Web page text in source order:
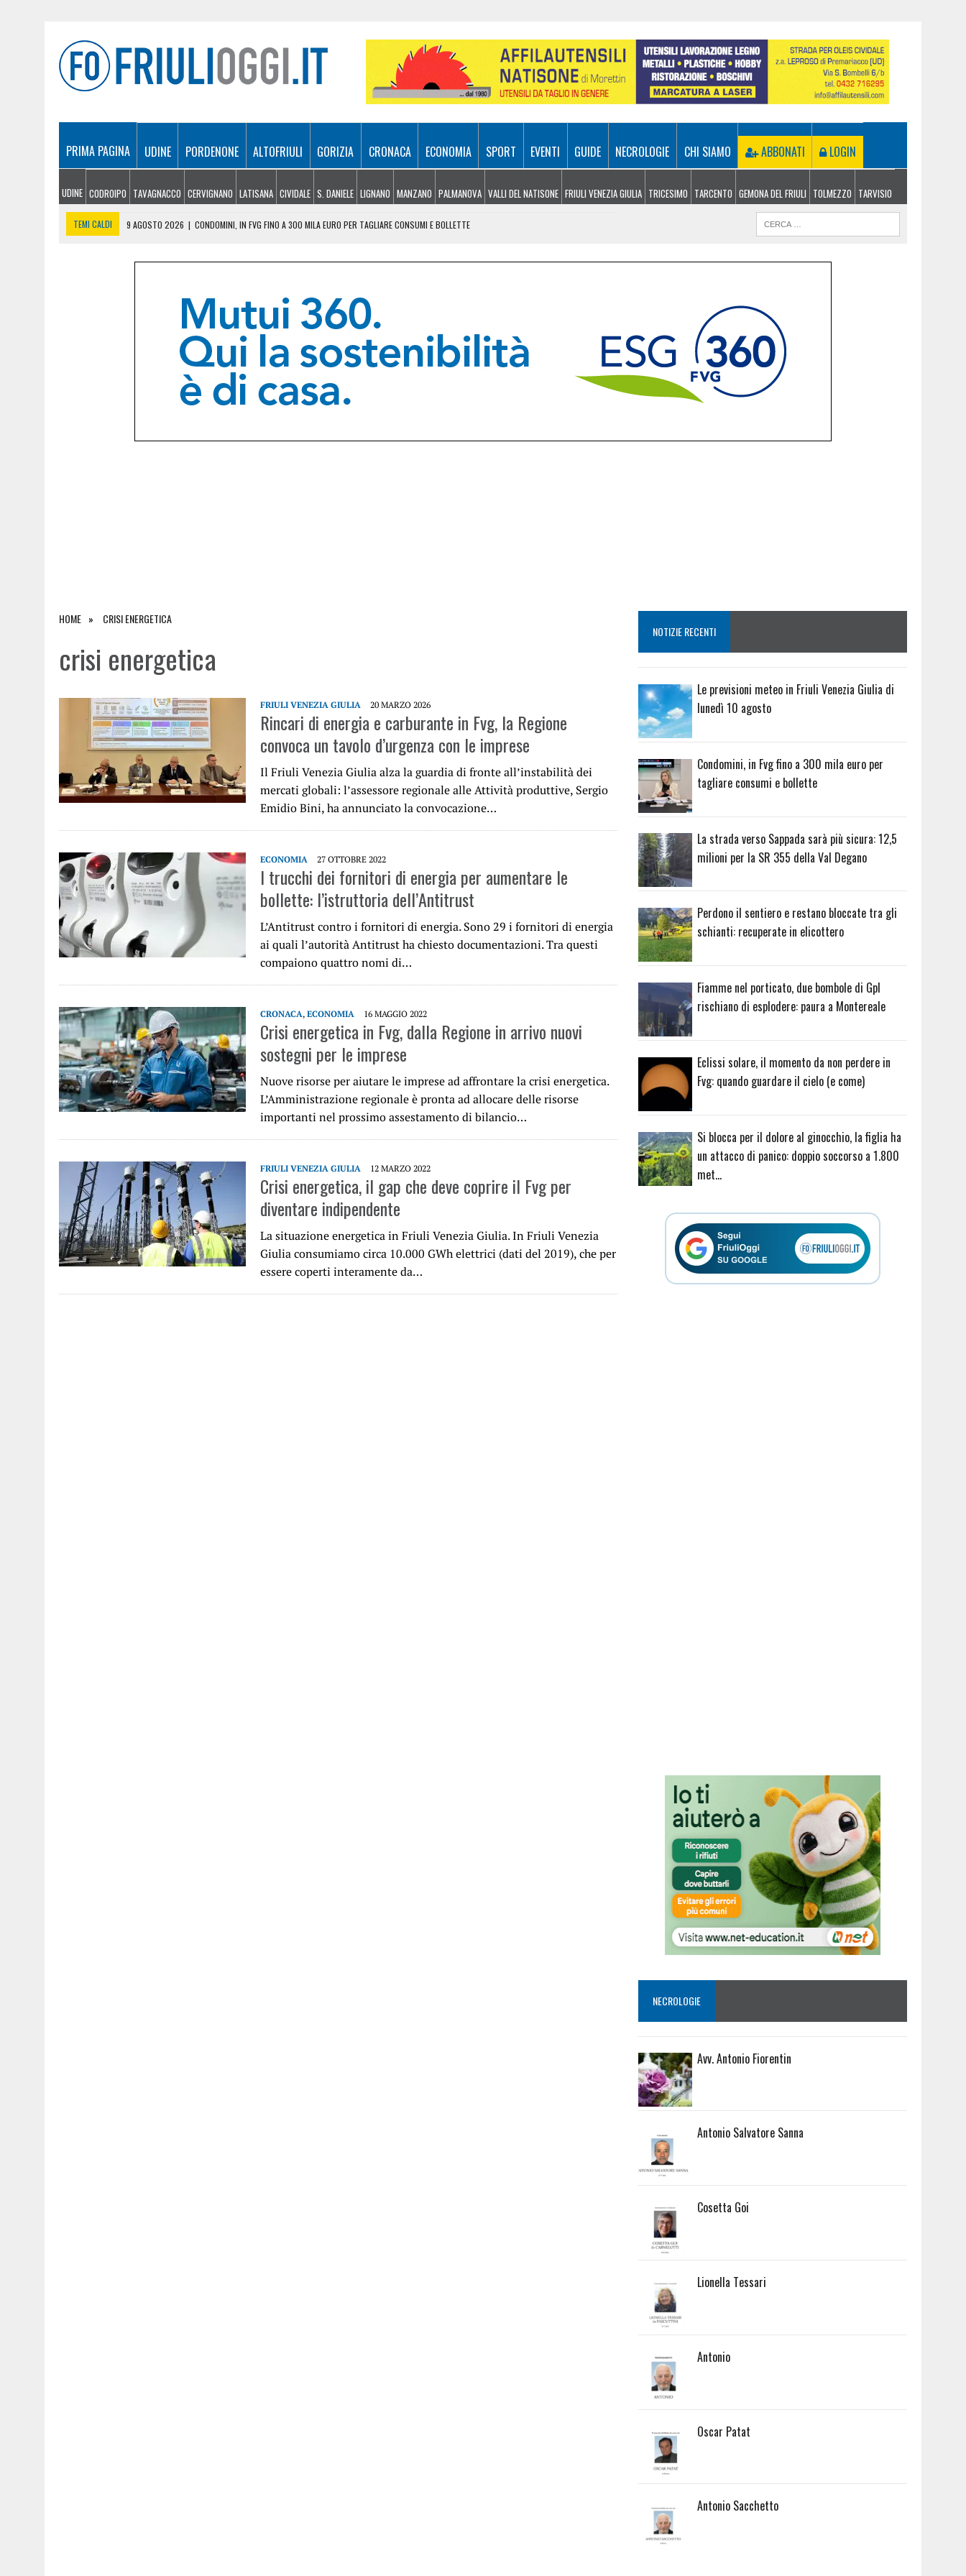
PRIMA PAGINA UDINE PORDENONE ALTOFRIULI GORIZIA CRONACA ECONOMIA SPORT EVENTI GUIDE NECROLOGIE CHI SIAMO ABBONATI LOGIN
UDINE CODROIPO TAVAGNACCO CERVIGNANO LATISANA CIVIDALE S. DANIELE LIGNANO MANZANO PALMANOVA VALLI DEL NATISONE FRIULI VENEZIA GIULIA TRICESIMO TARCENTO GEMONA DEL FRIULI TOLMEZZO TARVISIO
TEMI CALDI 9 AGOSTO 2026 | CONDOMINI, IN FVG FINO A 300 MILA EURO PER TAGLIARE CONSUMI E BOLLETTE
FIAMME NEL PORTICATO, DUE BOMBOLE DI GPL RISCHIANO DI ESPLODERE: PAURA A MONTEREALE
LE PREVISIONI METEO IN FRIULI VENEZIA GIULIA DI LUNEDÌ 10 AGOSTO
HOME CRISI ENERGETICA
crisi energetica
FRIULI VENEZIA GIULIA 20 MARZO 2026
Rincari di energia e carburante in Fvg, la Regione
convoca un tavolo d’urgenza con le imprese
Il Friuli Venezia Giulia alza la guardia di fronte all’instabilità dei
mercati globali: l’assessore regionale alle Attività produttive, Sergio
Emidio Bini, ha annunciato la convocazione…
ECONOMIA 27 OTTOBRE 2022
I trucchi dei fornitori di energia per aumentare le
bollette: l’istruttoria dell’Antitrust
L’Antitrust contro i fornitori di energia. Sono 29 i fornitori di energia
ai quali l’autorità Antitrust ha chiesto documentazioni. Tra questi
compaiono quattro nomi di…
CRONACA, ECONOMIA 16 MAGGIO 2022
Crisi energetica in Fvg, dalla Regione in arrivo nuovi
sostegni per le imprese
Nuove risorse per aiutare le imprese ad affrontare la crisi energetica.
L’Amministrazione regionale è pronta ad allocare delle risorse
importanti nel prossimo assestamento di bilancio…
FRIULI VENEZIA GIULIA 12 MARZO 2022
Crisi energetica, il gap che deve coprire il Fvg per
diventare indipendente
La situazione energetica in Friuli Venezia Giulia. In Friuli Venezia
Giulia consumiamo circa 10.000 GWh elettrici (dati del 2019), che per
essere coperti interamente da…
NOTIZIE RECENTI
Le previsioni meteo in Friuli Venezia Giulia di
lunedì 10 agosto
Condomini, in Fvg fino a 300 mila euro per
tagliare consumi e bollette
La strada verso Sappada sarà più sicura: 12,5
milioni per la SR 355 della Val Degano
Perdono il sentiero e restano bloccate tra gli
schianti: recuperate in elicottero
Fiamme nel porticato, due bombole di Gpl
rischiano di esplodere: paura a Montereale
Eclissi solare, il momento da non perdere in
Fvg: quando guardare il cielo (e come)
Si blocca per il dolore al ginocchio, la figlia ha
un attacco di panico: doppio soccorso a 1.800
met…
NECROLOGIE
Avv. Antonio Fiorentin
Antonio Salvatore Sanna
Cosetta Goi
Lionella Tessari
Antonio
Oscar Patat
Antonio Sacchetto